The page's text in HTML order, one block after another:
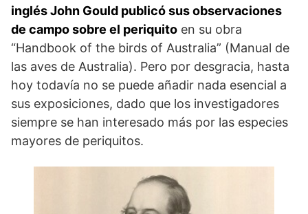
inglés John Gould publicó sus observaciones
de campo sobre el periquito en su obra
“Handbook of the birds of Australia” (Manual de
las aves de Australia). Pero por desgracia, hasta
hoy todavía no se puede añadir nada esencial a
sus exposiciones, dado que los investigadores
siempre se han interesado más por las especies
mayores de periquitos.